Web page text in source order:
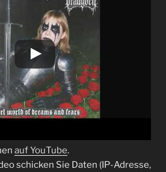
auf YouTube.
schicken Sie Daten (IP-Adresse,